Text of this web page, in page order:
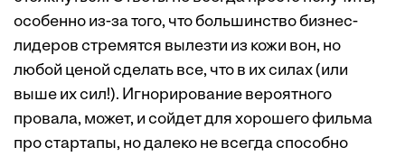
особенно из-за того, что большинство бизнес-
лидеров стремятся вылезти из кожи вон, но
любой ценой сделать все, что в их силах (или
выше их сил!). Игнорирование вероятного
провала, может, и сойдет для хорошего фильма
про стартапы, но далеко не всегда способно